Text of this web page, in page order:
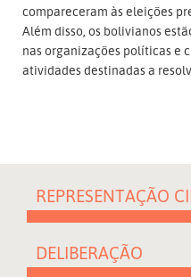
compareceram às eleições
Além disso, os bolivianos
nas organizações políticas e
atividades destinadas a
REPRESENTAÇÃO
DELIBERAÇÃO